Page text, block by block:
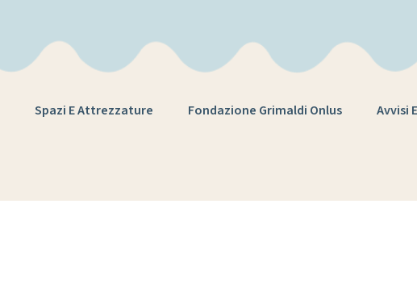
Spazi E Attrezzature Fondazione Grimaldi Onlus Avvisi